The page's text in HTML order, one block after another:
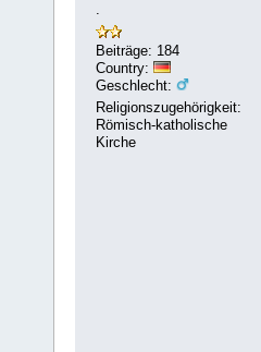
Beiträge: 184
Country:
Geschlecht:
Religionszugehörigkeit:
Römisch-katholische
Kirche